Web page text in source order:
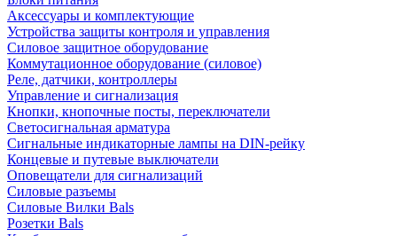
Аксессуары и комплектующие
Устройства защиты контроля и управления
Силовое защитное оборудование
Коммутационное оборудование (силовое)
Реле, датчики, контроллеры
Управление и сигнализация
Кнопки, кнопочные посты, переключатели
Светосигнальная арматура
Сигнальные индикаторные лампы на DIN-рейку
Концевые и путевые выключатели
Оповещатели для сигнализаций
Силовые разъемы
Силовые Вилки Bals
Розетки Bals